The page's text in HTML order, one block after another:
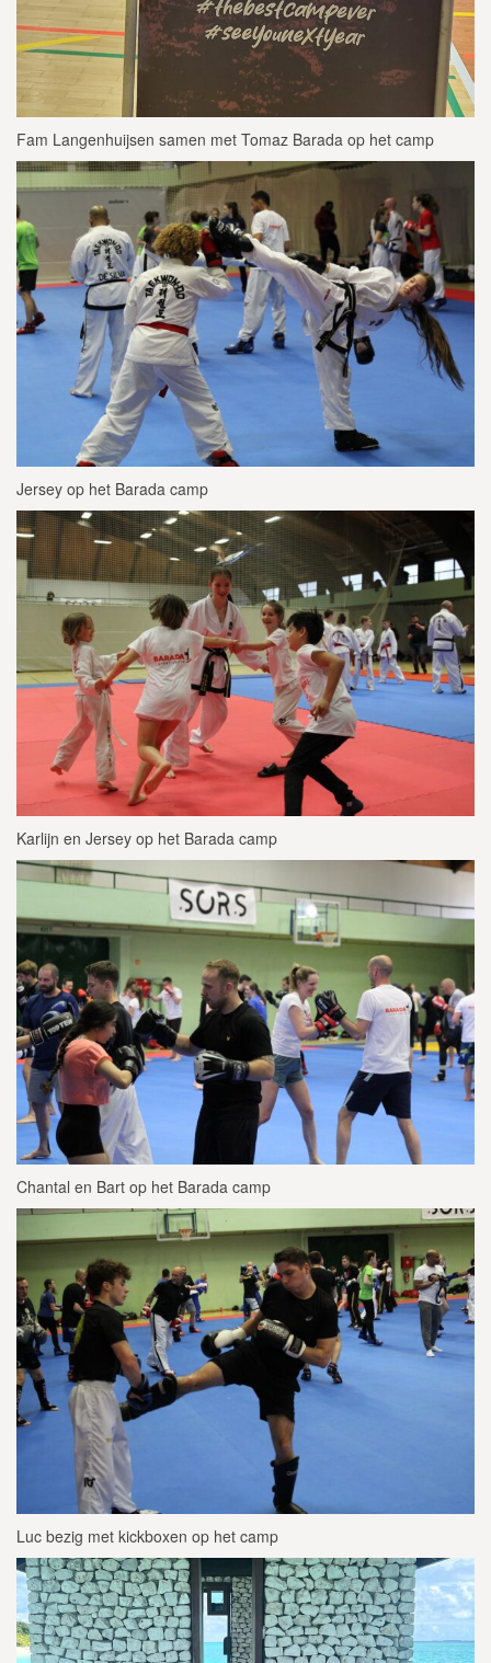
Fam Langenhuijsen samen met Tomaz Barada op het camp
Jersey op het Barada camp
Karlijn en Jersey op het Barada camp
Chantal en Bart op het Barada camp
Luc bezig met kickboxen op het camp